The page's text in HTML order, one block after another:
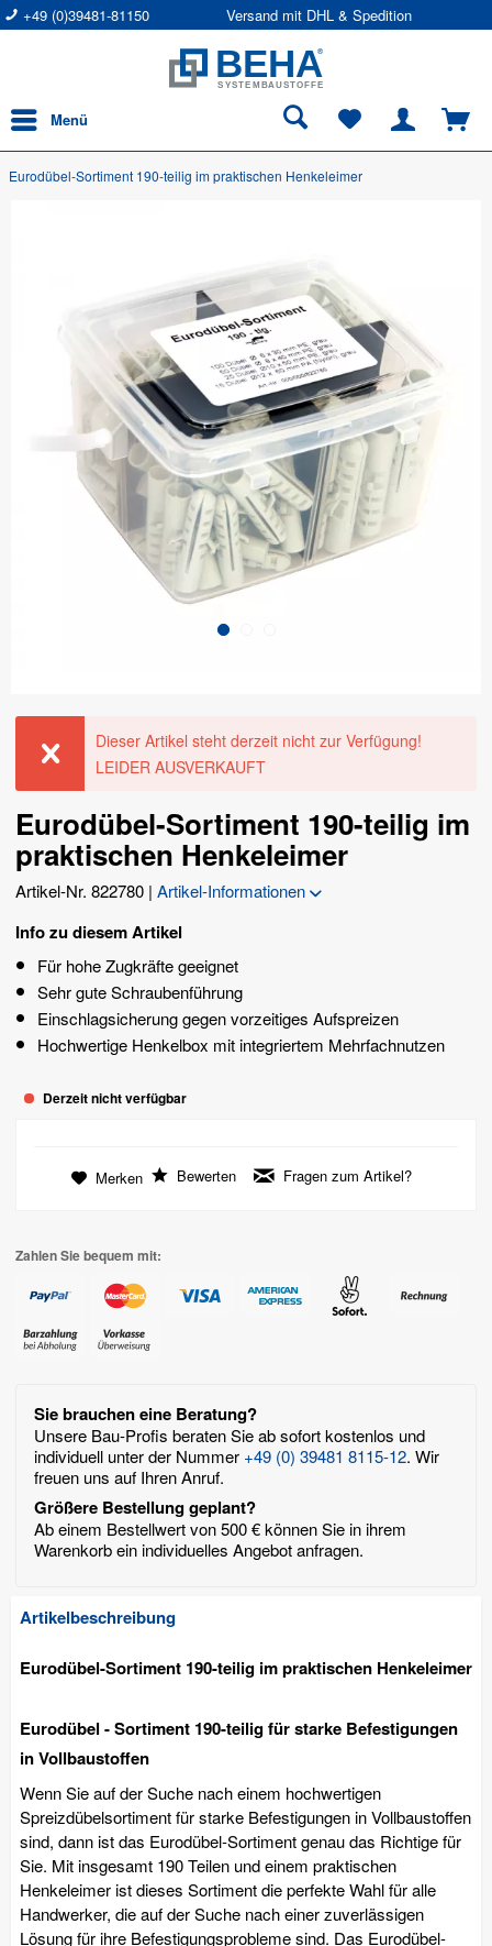
+49 (0)39481-81150 Versand mit DHL & Spedition
Menü
Eurodübel-Sortiment 190-teilig im praktischen Henkeleimer
Dieser Artikel steht derzeit nicht zur Verfügung!
LEIDER AUSVERKAUFT
Eurodübel-Sortiment 190-teilig im
praktischen Henkeleimer
Artikel-Nr. 822780 | Artikel-Informationen
Info zu diesem Artikel
Für hohe Zugkräfte geeignet
Sehr gute Schraubenführung
Einschlagsicherung gegen vorzeitiges Aufspreizen
Hochwertige Henkelbox mit integriertem Mehrfachnutzen
Derzeit nicht verfügbar
Merken Bewerten Fragen zum Artikel?
Zahlen Sie bequem mit:
Sie brauchen eine Beratung?
Unsere Bau-Profis beraten Sie ab sofort kostenlos und
individuell unter der Nummer +49 (0) 39481 8115-12. Wir
freuen uns auf Ihren Anruf.
Größere Bestellung geplant?
Ab einem Bestellwert von 500 € können Sie in ihrem
Warenkorb ein individuelles Angebot anfragen.
Artikelbeschreibung
Eurodübel-Sortiment 190-teilig im praktischen Henkeleimer
Eurodübel - Sortiment 190-teilig für starke Befestigungen
in Vollbaustoffen
Wenn Sie auf der Suche nach einem hochwertigen
Spreizdübelsortiment für starke Befestigungen in Vollbaustoffen
sind, dann ist das Eurodübel-Sortiment genau das Richtige für
Sie. Mit insgesamt 190 Teilen und einem praktischen
Henkeleimer ist dieses Sortiment die perfekte Wahl für alle
Handwerker, die auf der Suche nach einer zuverlässigen
Lösung für ihre Befestigungsprobleme sind. Das Eurodübel-